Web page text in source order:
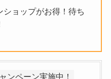
ショップがお得！待ち
ンペーン実施中！